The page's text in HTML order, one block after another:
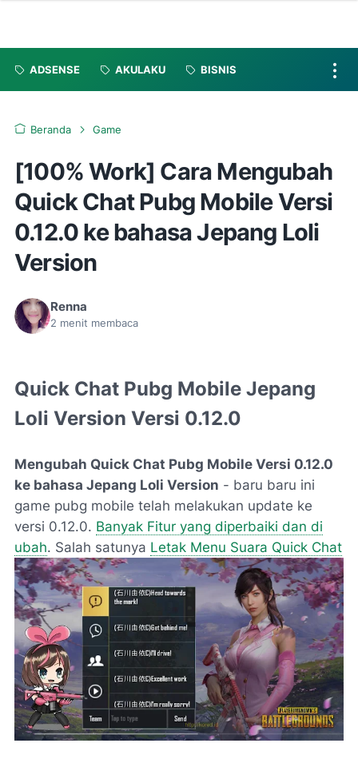
ADSENSE AKULAKU BISNIS
Beranda Game
[100% Work] Cara Mengubah
Quick Chat Pubg Mobile Versi
0.12.0 ke bahasa Jepang Loli
Version
Renna
2 menit membaca
Quick Chat Pubg Mobile Jepang
Loli Version Versi 0.12.0
Mengubah Quick Chat Pubg Mobile Versi 0.12.0
ke bahasa Jepang Loli Version - baru baru ini
game pubg mobile telah melakukan update ke
versi 0.12.0. Banyak Fitur yang diperbaiki dan di
ubah. Salah satunya Letak Menu Suara Quick Chat